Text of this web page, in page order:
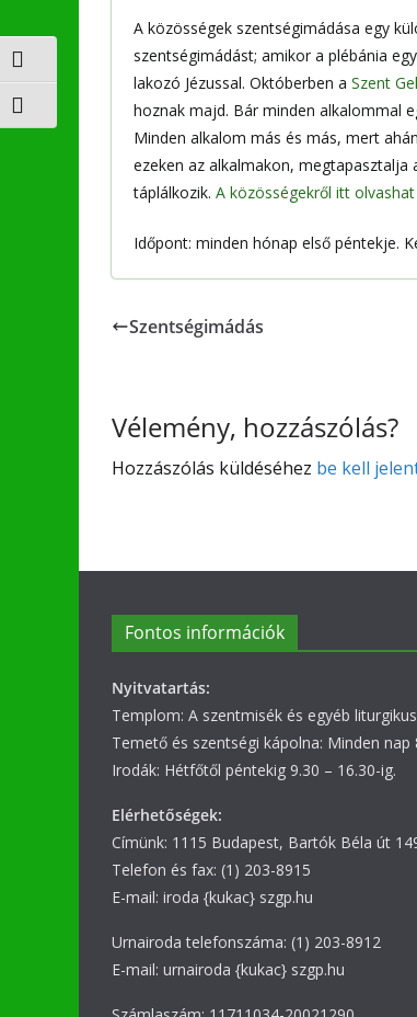
Nagy kontraszt váltása
Betűméret váltása
A közösségek szentségimádása egy
szentségimádást; amikor a plébánia
lakozó Jézussal. Októberben a Szent
hoznak majd. Bár minden alkalommal
Minden alkalom más és más, mert
ezeken az alkalmakon,
táplálkozik. A közösségekről itt olvashat
Időpont: minden hónap első péntekje.
Szentségimádás
Vélemény, hozzászólás?
Hozzászólás küldéséhez be kell
Fontos információk
Nyitvatartás:
Templom: A szentmisék és egyéb
Temető és szentségi kápolna: Minden nap
Irodák: Hétfőtől péntekig 9.30 – 16.30-ig.
Elérhetőségek:
Címünk: 1115 Budapest, Bartók Béla út
Telefon és fax: (1) 203-8915
E-mail: iroda {kukac} szgp.hu
Urnairoda telefonszáma: (1) 203-8912
E-mail: urnairoda {kukac} szgp.hu